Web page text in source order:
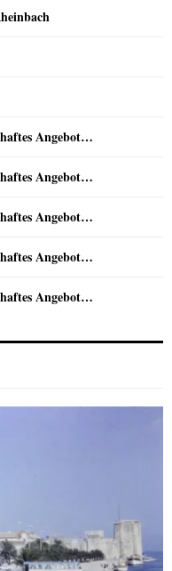
Angebot…
Angebot…
Angebot…
Angebot…
Angebot…